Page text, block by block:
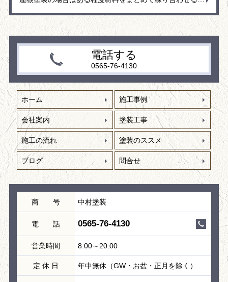
電話する
0565-76-4130
ホーム 施工事例
会社案内 塗装工事
施工の流れ 塗装のススメ
ブログ 問合せ
商 号 中村塗装
電 話 0565-76-4130
営業時間 8:00～20:00
定 休 日 年中無休（GW・お盆・正月を除く）